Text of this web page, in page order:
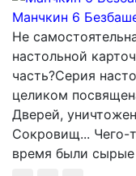
Манчкин 6
Не
настольной
часть?Серия
целиком
Дверей,
Сокровищ... Чего-
время были